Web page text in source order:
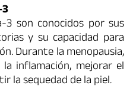
3 son conocidos por sus
y su capacidad para
Durante la menopausia,
inflamación, mejorar el
la sequedad de la piel.